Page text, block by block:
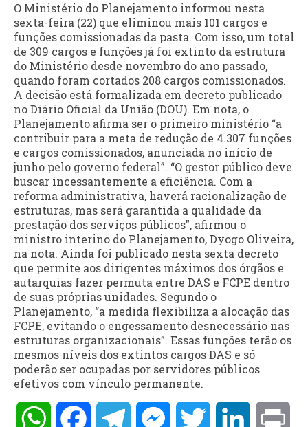
O Ministério do Planejamento informou nesta
sexta-feira (22) que eliminou mais 101 cargos e
funções comissionadas da pasta. Com isso, um total
de 309 cargos e funções já foi extinto da estrutura
do Ministério desde novembro do ano passado,
quando foram cortados 208 cargos comissionados.
A decisão está formalizada em decreto publicado
no Diário Oficial da União (DOU). Em nota, o
Planejamento afirma ser o primeiro ministério “a
contribuir para a meta de redução de 4.307 funções
e cargos comissionados, anunciada no início de
junho pelo governo federal”. “O gestor público deve
buscar incessantemente a eficiência. Com a
reforma administrativa, haverá racionalização de
estruturas, mas será garantida a qualidade da
prestação dos serviços públicos”, afirmou o
ministro interino do Planejamento, Dyogo Oliveira,
na nota. Ainda foi publicado nesta sexta decreto
que permite aos dirigentes máximos dos órgãos e
autarquias fazer permuta entre DAS e FCPE dentro
de suas próprias unidades. Segundo o
Planejamento, “a medida flexibiliza a alocação das
FCPE, evitando o engessamento desnecessário nas
estruturas organizacionais”. Essas funções terão os
mesmos níveis dos extintos cargos DAS e só
poderão ser ocupadas por servidores públicos
efetivos com vínculo permanente.
WhatsAppFacebookTelegramMessengerTwitter LinkedIn